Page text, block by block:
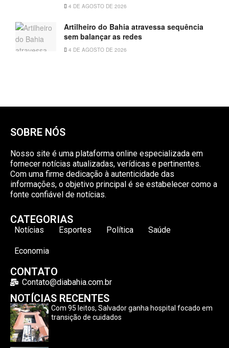
4 DE AGOSTO DE 2026
Artilheiro do Bahia atravessa sequência
sem balançar as redes
4 DE AGOSTO DE 2026
SOBRE NÓS
Nosso site é uma plataforma online especializada em
fornecer notícias atualizadas, verídicas e pertinentes.
Com uma firme dedicação à autenticidade das
informações, o objetivo principal é se estabelecer como a
fonte confiável de notícias.
CATEGORIAS
Notícias Esportes Política Saúde
Economia
CONTATO
Contato@diabahia.com.br
NOTÍCIAS RECENTES
Com 95 leitos, Salvador ganha hospital focado em
transição de cuidados